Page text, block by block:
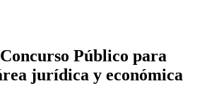
Público para
jurídica y económica